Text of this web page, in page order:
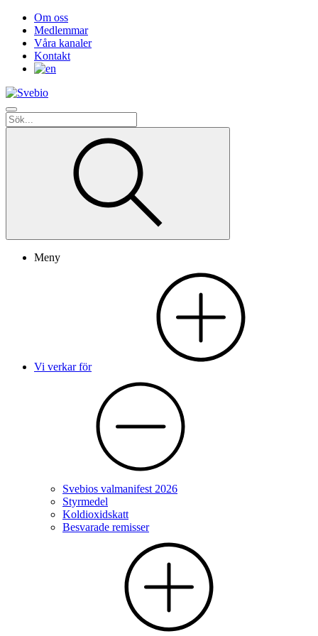
Om oss
Medlemmar
Våra kanaler
Kontakt
Meny
Vi verkar för
Svebios valmanifest 2026
Styrmedel
Koldioxidskatt
Besvarade remisser